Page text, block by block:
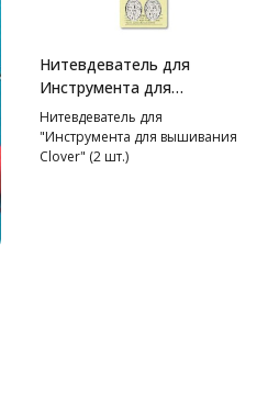
Нитевдеватель для
Инструмента для
вышивания Clover
Нитевдеватель для
"Инструмента для вышивания
Clover" (2 шт.)